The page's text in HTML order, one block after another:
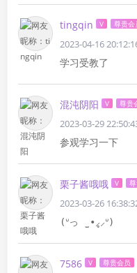
tingqin V 尊贵会
2023-04-16
学习受教了
混沌阴阳 V 尊贵
2023-03-29
参观学习一下
栗子酱哦哦 V
2023-03-26
(ᐡっ ̫ •̥⸝⸝ᐡ)
7586 V 尊贵会员